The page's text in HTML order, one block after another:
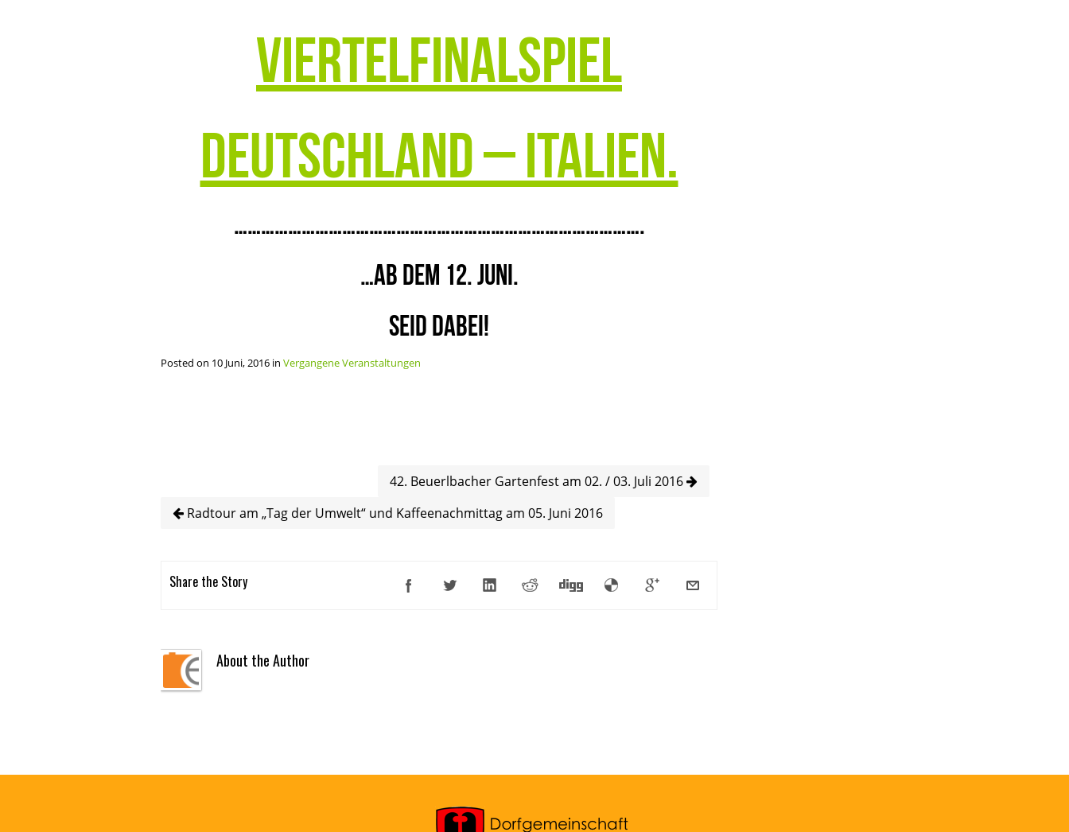
Viertelfinalspiel
Deutschland – Italien.
……………………………………………………………………………….
…ab dem 12. Juni.
Seid dabei!
Posted on 10 Juni, 2016 in Vergangene Veranstaltungen
42. Beuerlbacher Gartenfest am 02. / 03. Juli 2016
Radtour am „Tag der Umwelt“ und Kaffeenachmittag am 05. Juni 2016
Share the Story
About the Author